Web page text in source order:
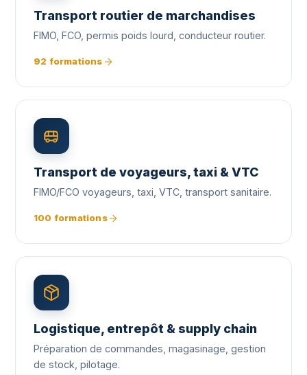
Transport routier de marchandises
FIMO, FCO, permis poids lourd, conducteur routier.
92 formations
Transport de voyageurs, taxi & VTC
FIMO/FCO voyageurs, taxi, VTC, transport sanitaire.
100 formations
Logistique, entrepôt & supply chain
Préparation de commandes, magasinage, gestion
de stock, pilotage.